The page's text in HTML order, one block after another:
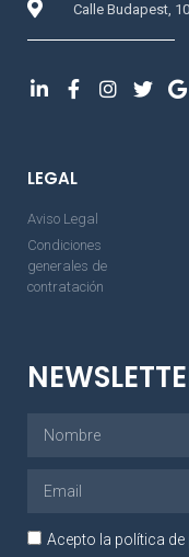
Calle Budapest,
LEGAL
Aviso Legal
Condiciones
generales de
contratación
Acepto la política de